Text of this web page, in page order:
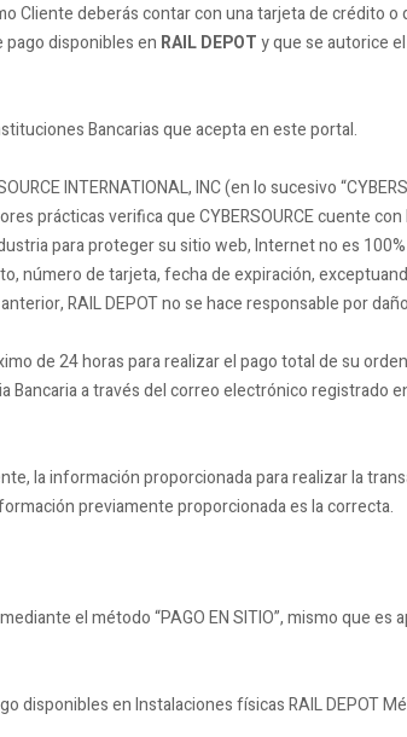
Cliente deberás contar con una tarjeta de crédito
pago disponibles en RAIL DEPOTy que se autorice
Bancarias que acepta en este portal.
INTERNATIONAL, INC (en lo sucesivo
prácticas verifica que CYBERSOURCE cuente
para proteger su sitio web, Internet no es
de tarjeta, fecha de expiración,
RAIL DEPOT no se hace responsable por
de 24 horas para realizar el pago total de su
a través del correo electrónico registrado
la información proporcionada para realizar la
previamente proporcionada es la correcta.
el método “PAGO EN SITIO”, mismo que
disponibles en Instalaciones físicas RAIL DEPOT